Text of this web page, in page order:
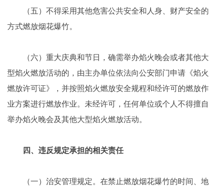
（五）不得采用其他危害公共安全和人身、财产安全的
方式燃放烟花爆竹。
（六）重大庆典和节日，确需举办焰火晚会或者其他大
型焰火燃放活动的，由主办单位依法向公安部门申请《焰火
燃放许可证》，并按照焰火燃放安全规程和经许可的燃放作
业方案进行燃放作业。未经许可，任何单位或个人不得擅自
举办焰火晚会及其他大型焰火燃放活动。
四、违反规定承担的相关责任
（一）治安管理规定。在禁止燃放烟花爆竹的时间、地